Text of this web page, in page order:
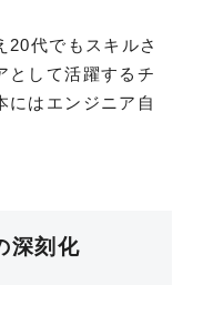
20代でもスキルさ
として活躍するチ
にはエンジニア自
深刻化